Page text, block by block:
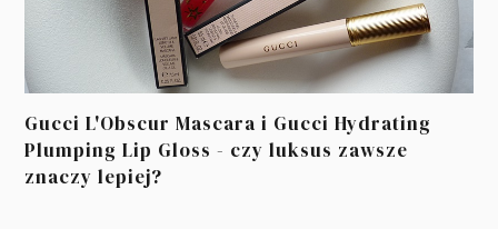
Gucci L'Obscur Mascara i Gucci Hydrating
Plumping Lip Gloss - czy luksus zawsze
znaczy lepiej?